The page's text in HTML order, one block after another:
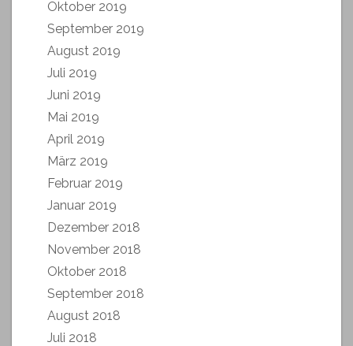
Oktober 2019
September 2019
August 2019
Juli 2019
Juni 2019
Mai 2019
April 2019
März 2019
Februar 2019
Januar 2019
Dezember 2018
November 2018
Oktober 2018
September 2018
August 2018
Juli 2018